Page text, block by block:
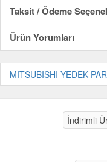
Taksit / Ödeme
Ürün Yorumları
MITSUBISHI YEDEK
İndirimli